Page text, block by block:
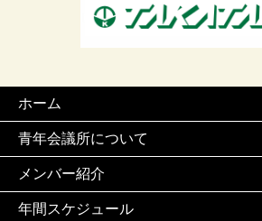
ホーム
青年会議所について
メンバー紹介
年間スケジュール